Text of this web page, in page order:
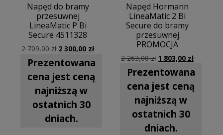
Napęd do bramy
przesuwnej
LineaMatic P Bi
Secure 4511328
2 709,00zł Pierwotna
cena
wynosiła:
2
709,00 zł.
2 300,00 złAktualna
wynosi:
2
Prezentowana
cena jest ceną
najniższą w
ostatnich 30
dniach.
Napęd Hormann
LineaMatic 2 Bi
Secure do bramy
przesuwnej
PROMOCJA
2 263,00zł Pierwotna
cena
wynosiła:
2
263,00 zł.
1 803,00 złAktualna
wynosi:
1
Prezentowana
cena jest ceną
najniższą w
ostatnich 30
dniach.